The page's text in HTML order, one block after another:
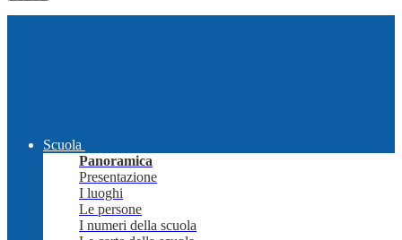
Scuola
Panoramica
Presentazione
I luoghi
Le persone
I numeri della scuola